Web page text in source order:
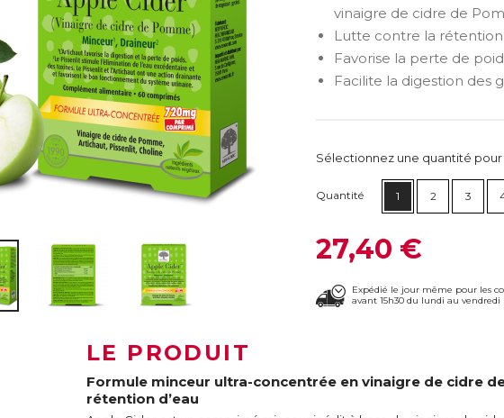
vinaigre de cidre de
Lutte contre la rétention
Favorise la perte de
Facilite la digestion des
Sélectionnez une quantité
Quantité 1 2 3
27,40 €
Expédié le jour même pour les
avant 15h30 du lundi au vendredi
LE PRODUIT
Formule minceur ultra-concentrée en vinaigre de cidre
rétention d’eau